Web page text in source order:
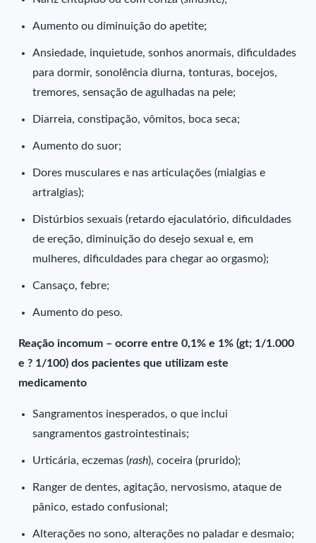
Aumento ou diminuição do apetite;
Ansiedade, inquietude, sonhos anormais, dificuldades
para dormir, sonolência diurna, tonturas, bocejos,
tremores, sensação de agulhadas na pele;
Diarreia, constipação, vômitos, boca seca;
Aumento do suor;
Dores musculares e nas articulações (mialgias e
artralgias);
Distúrbios sexuais (retardo ejaculatório, dificuldades
de ereção, diminuição do desejo sexual e, em
mulheres, dificuldades para chegar ao orgasmo);
Cansaço, febre;
Aumento do peso.
Reação incomum – ocorre entre 0,1% e 1% (gt; 1/1.000
e ? 1/100) dos pacientes que utilizam este
medicamento
Sangramentos inesperados, o que inclui
sangramentos gastrointestinais;
Urticária, eczemas (rash), coceira (prurido);
Ranger de dentes, agitação, nervosismo, ataque de
pânico, estado confusional;
Alterações no sono, alterações no paladar e desmaio;